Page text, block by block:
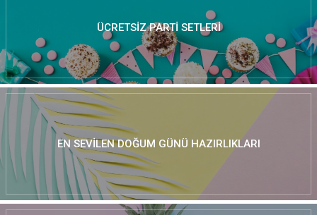
ÜCRETSIZ PARTI SETLERI
EN SEVILEN DOĞUM GÜNÜ HAZIRLIKLARI